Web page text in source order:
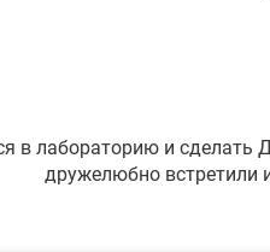
в лабораторию и сделать
дружелюбно встретили